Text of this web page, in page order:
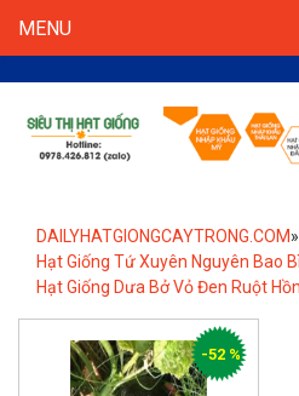
MENU
DAILYHATGIONGCAYTRONG.COM»
Hạt Giống Tứ Xuyên Nguyên Bao Bì
Hạt Giống Dưa Bở Vỏ Đen Ruột
-52 %